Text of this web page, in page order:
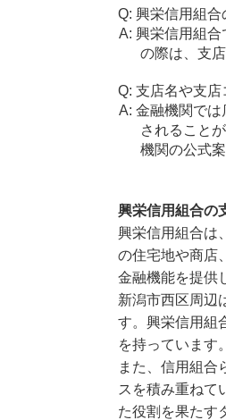
興栄信用組合
興栄信用組合
の際は、支
支店名や支店
金融機関では
されること
機関の公式
興栄信用組合の
興栄信用組合は
の住宅地や商店
金融機能を提供
新潟市西区周辺
す。興栄信用組
を持っています
また、信用組合
スを積み重ねて
た役割を果たす